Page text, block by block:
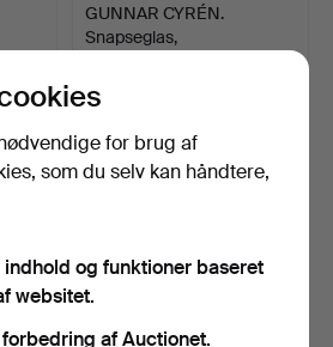
GUNNAR CYRÉN.
Snapseglas,
19 bud
for brug af
som du selv kan håndtere,
og funktioner baseret
websitet.
af Auctionet.